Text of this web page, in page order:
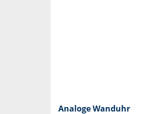
Analoge Wanduhr